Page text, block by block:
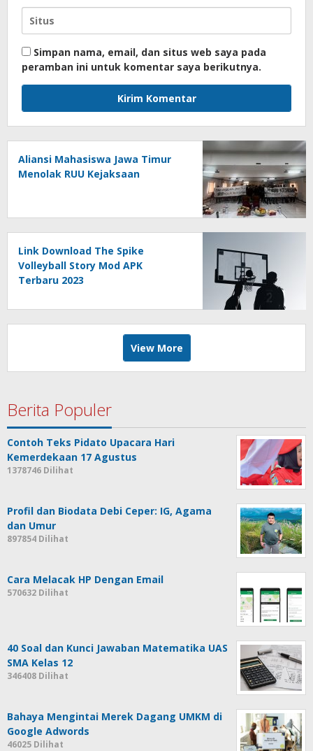
Simpan nama, email, dan situs web saya pada
peramban ini untuk komentar saya berikutnya.
Aliansi Mahasiswa Jawa Timur
Menolak RUU Kejaksaan
Link Download The Spike
Volleyball Story Mod APK
Terbaru 2023
View More
Berita Populer
Contoh Teks Pidato Upacara Hari
Kemerdekaan 17 Agustus
1378746 Dilihat
Profil dan Biodata Debi Ceper: IG, Agama
dan Umur
897854 Dilihat
Cara Melacak HP Dengan Email
570632 Dilihat
40 Soal dan Kunci Jawaban Matematika UAS
SMA Kelas 12
346408 Dilihat
Bahaya Mengintai Merek Dagang UMKM di
Google Adwords
46025 Dilihat